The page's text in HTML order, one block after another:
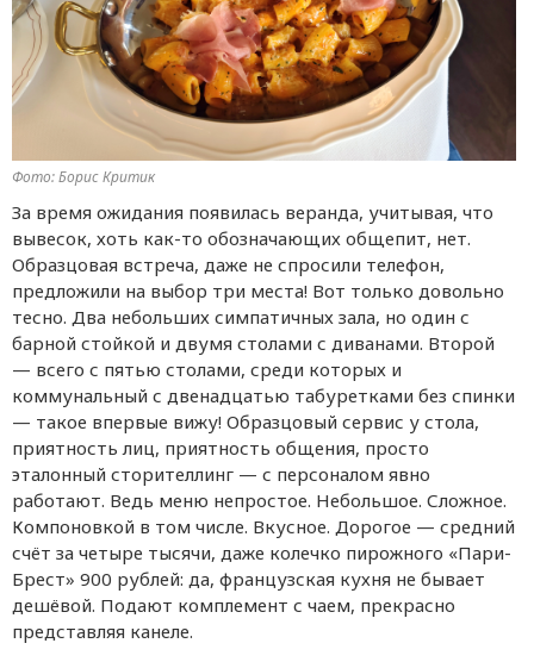
Фото: Борис Критик
За время ожидания появилась веранда, учитывая, что
вывесок, хоть как-то обозначающих общепит, нет.
Образцовая встреча, даже не спросили телефон,
предложили на выбор три места! Вот только довольно
тесно. Два небольших симпатичных зала, но один с
барной стойкой и двумя столами с диванами. Второй
— всего с пятью столами, среди которых и
коммунальный с двенадцатью табуретками без спинки
— такое впервые вижу! Образцовый сервис у стола,
приятность лиц, приятность общения, просто
эталонный сторителлинг — с персоналом явно
работают. Ведь меню непростое. Небольшое. Сложное.
Компоновкой в том числе. Вкусное. Дорогое — средний
счёт за четыре тысячи, даже колечко пирожного «Пари-
Брест» 900 рублей: да, французская кухня не бывает
дешёвой. Подают комплемент с чаем, прекрасно
представляя канеле.